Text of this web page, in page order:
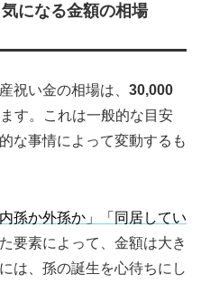
になる金額の相場
祝い金の相場は、 30,000
す。これは一般的な目安
な事情によって変動するも
孫か外孫か」「同居してい
要素によって、金額は大き
は、孫の誕生を心待ちにし